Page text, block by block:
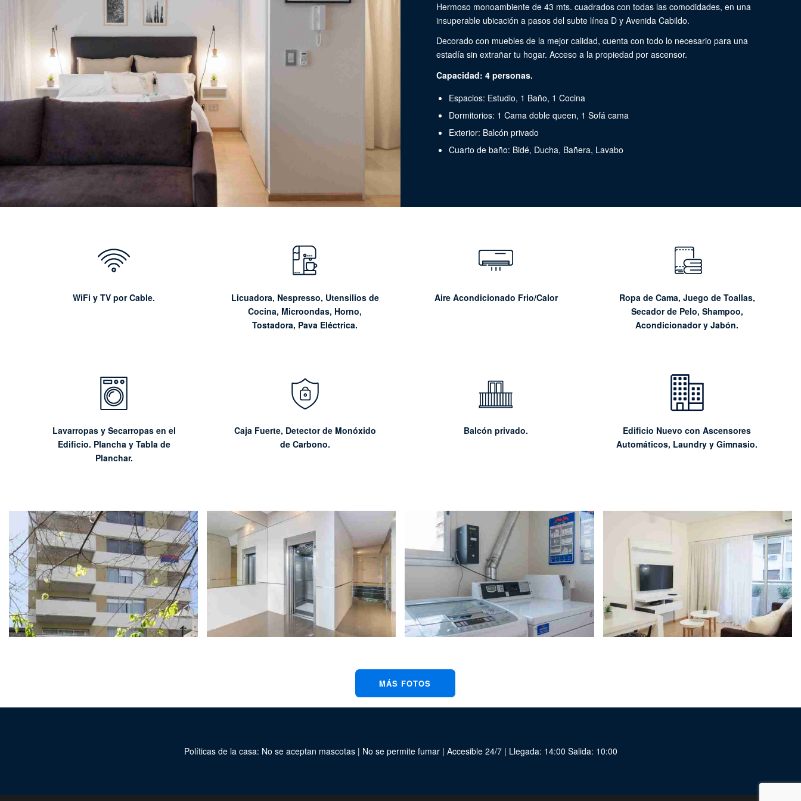
Hermoso monoambiente de 43 mts. cuadrados con todas las comodidades, en una
insuperable ubicación a pasos del subte línea D y Avenida Cabildo.
Decorado con muebles de la mejor calidad, cuenta con todo lo necesario para una
estadía sin extrañar tu hogar. Acceso a la propiedad por ascensor.
Capacidad: 4 personas.
Espacios: Estudio, 1 Baño, 1 Cocina
Dormitorios: 1 Cama doble queen, 1 Sofá cama
Exterior: Balcón privado
Cuarto de baño: Bidé, Ducha, Bañera, Lavabo
WiFi y TV por Cable.
Licuadora, Nespresso, Utensilios de
Cocina, Microondas, Horno,
Tostadora, Pava Eléctrica.
Aire Acondicionado Frio/Calor
Ropa de Cama, Juego de Toallas,
Secador de Pelo, Shampoo,
Acondicionador y Jabón.
Lavarropas y Secarropas en el
Edificio. Plancha y Tabla de
Planchar.
Caja Fuerte, Detector de Monóxido
de Carbono.
Balcón privado.
Edificio Nuevo con Ascensores
Automáticos, Laundry y Gimnasio.
MÁS FOTOS
Políticas de la casa: No se aceptan mascotas | No se permite fumar | Accesible 24/7 | Llegada: 14:00 Salida: 10:00